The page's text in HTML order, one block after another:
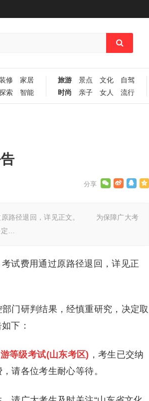
修
家居
索 智能
旅游 景点 文化
自驾
时尚
亲子 女人 流行
原路径退回，详见正文。 为保障广大考
…
试费用通过原路径退回，详见正
门研判结果，经慎重研究，决定取
下：
等级考试(山东考区) ，考生已交纳
请各位考生耐心等待。